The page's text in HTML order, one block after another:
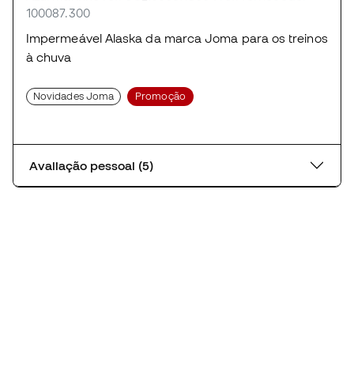
100087.300
Impermeável Alaska da marca Joma para os treinos
à chuva
Novidades Joma Promoção
Avaliação pessoal (5)